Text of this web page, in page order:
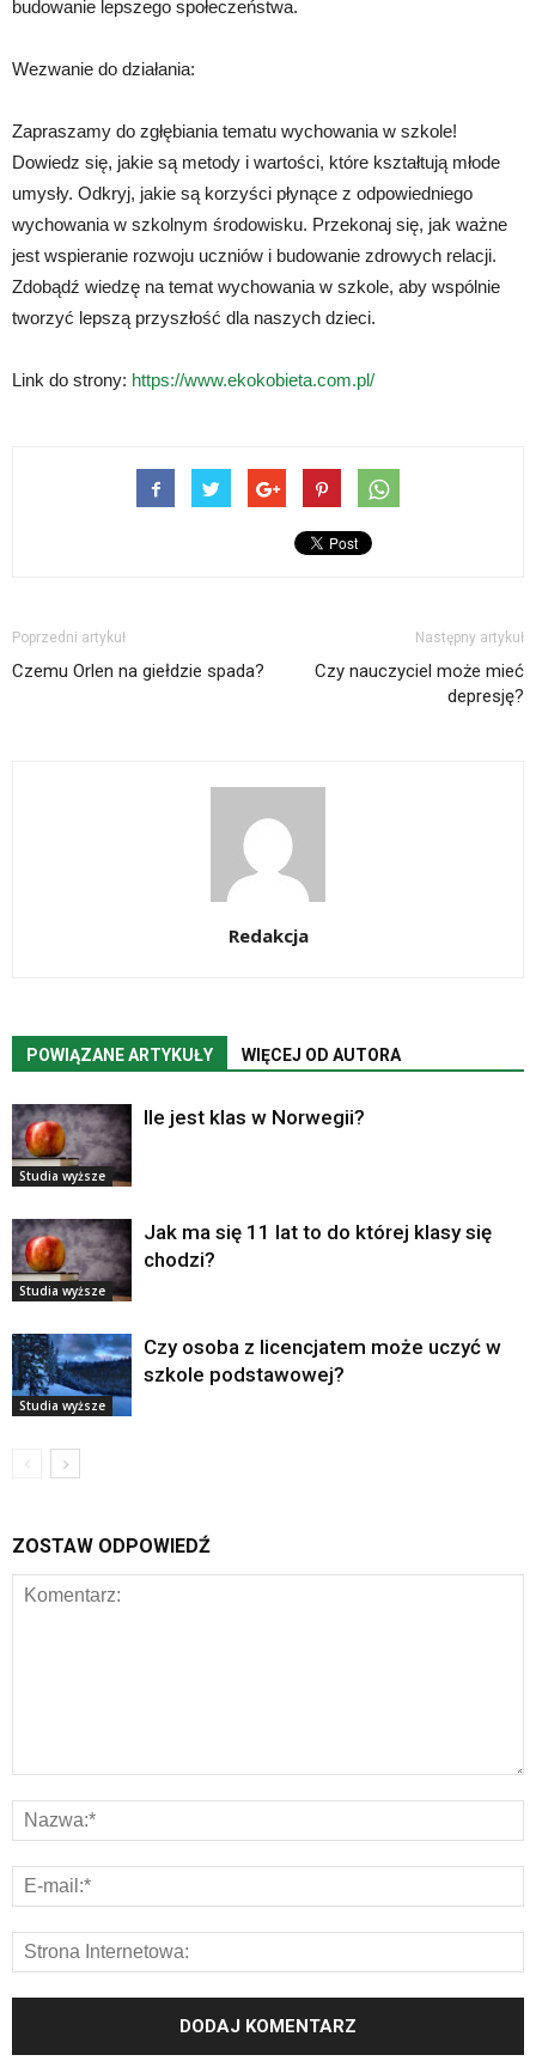
budowanie lepszego społeczeństwa.
Wezwanie do działania:
Zapraszamy do zgłębiania tematu wychowania w szkole!
Dowiedz się, jakie są metody i wartości, które kształtują młode
umysły. Odkryj, jakie są korzyści płynące z odpowiedniego
wychowania w szkolnym środowisku. Przekonaj się, jak ważne
jest wspieranie rozwoju uczniów i budowanie zdrowych relacji.
Zdobądź wiedzę na temat wychowania w szkole, aby wspólnie
tworzyć lepszą przyszłość dla naszych dzieci.
Link do strony: https://www.ekokobieta.com.pl/
Poprzedni artykuł
Czemu Orlen na giełdzie spada?
Następny artykuł
Czy nauczyciel może mieć
depresję?
Redakcja
POWIĄZANE ARTYKUŁY WIĘCEJ OD AUTORA
Studia wyższe
Ile jest klas w Norwegii?
Studia wyższe
Jak ma się 11 lat to do której klasy się
chodzi?
Studia wyższe
Czy osoba z licencjatem może uczyć w
szkole podstawowej?
ZOSTAW ODPOWIEDŹ